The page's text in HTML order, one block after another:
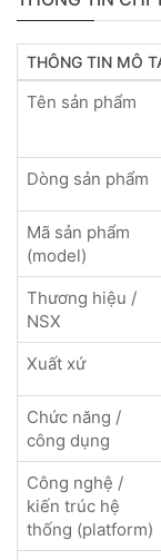
THÔNG TIN MÔ
Tên sản phẩm
Dòng sản phẩm
Mã sản phẩm
(model)
Thương hiệu /
NSX
Xuất xứ
Chức năng /
công dụng
Công nghệ /
kiến trúc hệ
thống (platform)